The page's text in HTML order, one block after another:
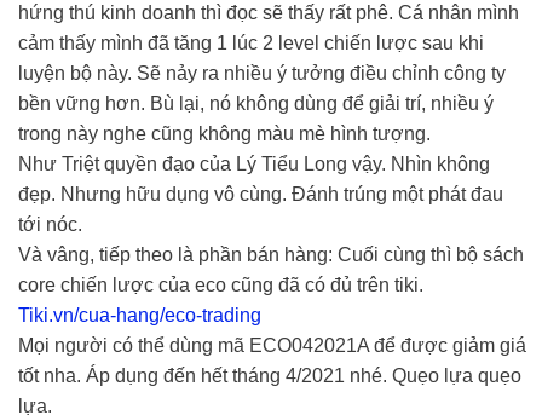
hứng thú kinh doanh thì đọc sẽ thấy rất phê. Cá nhân mình
cảm thấy mình đã tăng 1 lúc 2 level chiến lược sau khi
luyện bộ này. Sẽ nảy ra nhiều ý tưởng điều chỉnh công ty
bền vững hơn. Bù lại, nó không dùng để giải trí, nhiều ý
trong này nghe cũng không màu mè hình tượng.
Như Triệt quyền đạo của Lý Tiểu Long vậy. Nhìn không
đẹp. Nhưng hữu dụng vô cùng. Đánh trúng một phát đau
tới nóc.
Và vâng, tiếp theo là phần bán hàng: Cuối cùng thì bộ sách
core chiến lược của eco cũng đã có đủ trên tiki.
Tiki.vn/cua-hang/eco-trading
Mọi người có thể dùng mã ECO042021A để được giảm giá
tốt nha. Áp dụng đến hết tháng 4/2021 nhé. Quẹo lựa quẹo
lựa.